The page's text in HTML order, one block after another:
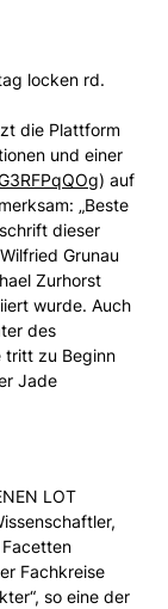
locken rd.
die Plattform
und einer
) auf
„Beste
dieser
Grunau
Zurhorst
wurde. Auch
des
tritt zu Beginn
Jade
LOT
Fachkreise
so eine der